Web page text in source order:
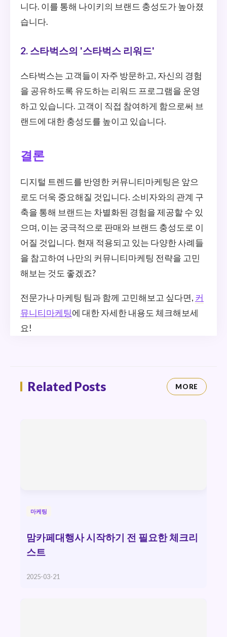
니다. 이를 통해 나이키의 브랜드 충성도가 높아졌
습니다.
2. 스타벅스의 '스타벅스 리워드'
스타벅스는 고객들이 자주 방문하고, 자신의 경험
을 공유하도록 유도하는 리워드 프로그램을 운영
하고 있습니다. 고객이 직접 참여하게 함으로써 브
랜드에 대한 충성도를 높이고 있습니다.
결론
디지털 트렌드를 반영한 커뮤니티마케팅은 앞으
로도 더욱 중요해질 것입니다. 소비자와의 관계 구
축을 통해 브랜드는 차별화된 경험을 제공할 수 있
으며, 이는 궁극적으로 판매와 브랜드 충성도로 이
어질 것입니다. 현재 적용되고 있는 다양한 사례들
을 참고하여 나만의 커뮤니티마케팅 전략을 고민
해보는 것도 좋겠죠?
전문가나 마케팅 팀과 함께 고민해보고 싶다면, 커
뮤니티마케팅에 대한 자세한 내용도 체크해보세
요!
Related Posts MORE
마케팅
맘카페대행사 시작하기 전 필요한 체크리
스트
2025-03-21